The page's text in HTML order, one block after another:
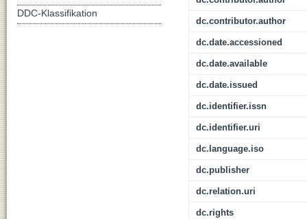
dc.contributor.author
dc.date.accessioned
dc.date.available
dc.date.issued
dc.identifier.issn
dc.identifier.uri
dc.language.iso
dc.publisher
dc.relation.uri
dc.rights
DDC-Klassifikation